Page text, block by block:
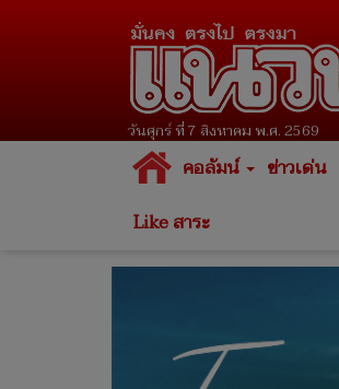
วันศุกร์ ที่ 7 สิงหาคม พ.ศ. 2569
คอลัมน์ ข่าวเด่น
Like สาระ